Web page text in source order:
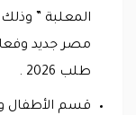
المعلبة ”
طلب 2026 .
قسم الأطفال